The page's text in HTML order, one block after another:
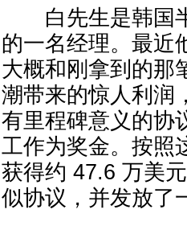
白先生是韩国半
的一名经理。最近
大概和刚拿到的那
潮带来的惊人利润
有里程碑意义的协
工作为奖金。按照
获得约 47.6 万美
似协议，并发放了